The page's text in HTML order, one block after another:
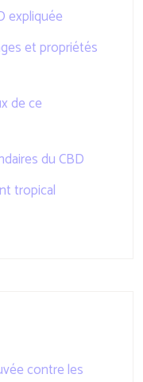
expliquée
et propriétés
de ce
du CBD
tropical
contre les